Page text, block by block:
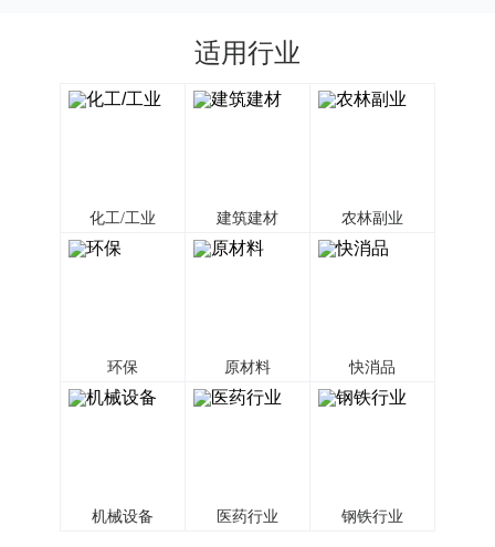
适用行业
化工/工业 建筑建材 农林副业
环保 原材料 快消品
机械设备 医药行业 钢铁行业